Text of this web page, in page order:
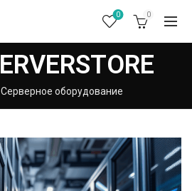
0 0
Серверное оборудование